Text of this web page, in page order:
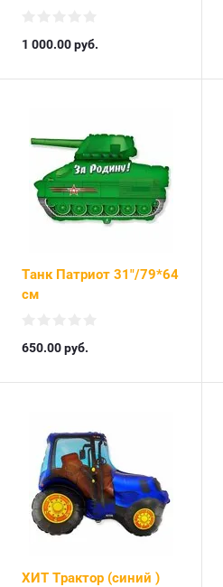
1 000.00руб.
Танк Патриот 31"/79*64
см
650.00руб.
ХИТ Трактор (синий )